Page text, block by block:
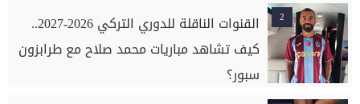
2
القنوات الناقلة للدوري التركي 2026-2027..
كيف تشاهد مباريات محمد صلاح مع طرابزون
سبور؟